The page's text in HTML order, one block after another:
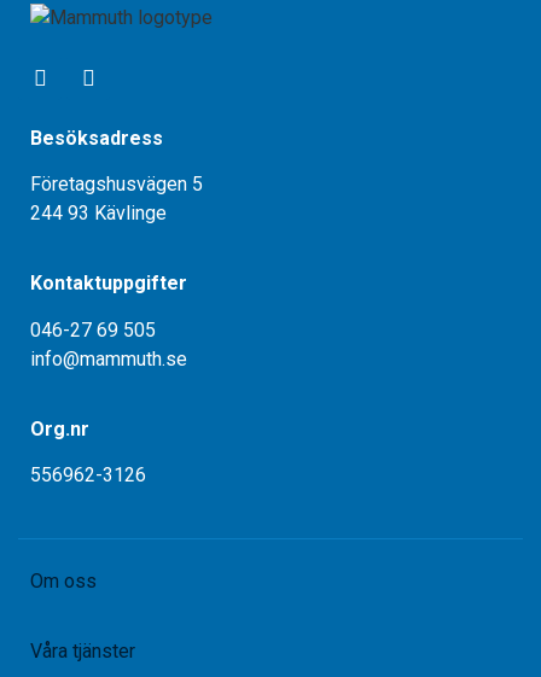
Besöksadress
Företagshusvägen 5
244 93 Kävlinge
Kontaktuppgifter
046-27 69 505
info@mammuth.se
Org.nr
556962-3126
Om oss
Våra tjänster